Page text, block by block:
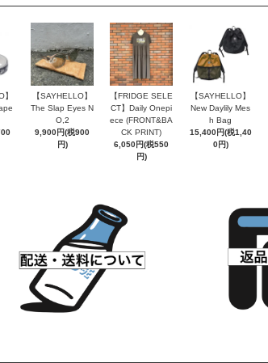
【SAYHELLO】
The Slap Eyes N
O,2
9,900円(税900
円)
【FRIDGE SELE
CT】Daily Onepi
ece (FRONT&BA
CK PRINT)
6,050円(税550
円)
【SAYHELLO】
New Daylily Mes
h Bag
15,400円(税1,40
0円)